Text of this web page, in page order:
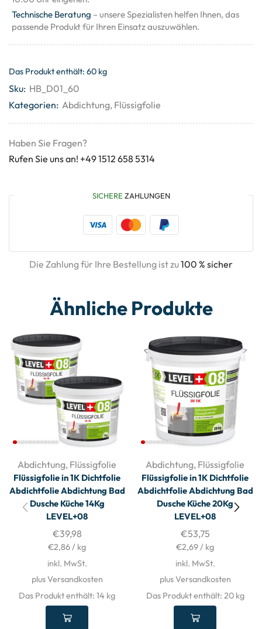
Technische Beratung – unsere Spezialisten helfen Ihnen, das
passende Produkt für Ihren Einsatz auszuwählen.
Das Produkt enthält: 60 kg
Sku: HB_D01_60
Kategorien: Abdichtung, Flüssigfolie
Haben Sie Fragen?
Rufen Sie uns an! +49 1512 658 5314
SICHERE ZAHLUNGEN
Die Zahlung für Ihre Bestellung ist zu100 % sicher
Ähnliche Produkte
Abdichtung, Flüssigfolie
Flüssigfolie in 1K Dichtfolie
Abdichtfolie Abdichtung Bad
Dusche Küche 14Kg
LEVEL+08
€39,98
€2,86/ kg
inkl. MwSt.
plus Versandkosten
Das Produkt enthält: 14 kg
Abdichtung, Flüssigfolie
Flüssigfolie in 1K Dichtfolie
Abdichtfolie Abdichtung Bad
Dusche Küche 20Kg
LEVEL+08
€53,75
€2,69/ kg
inkl. MwSt.
plus Versandkosten
Das Produkt enthält: 20 kg